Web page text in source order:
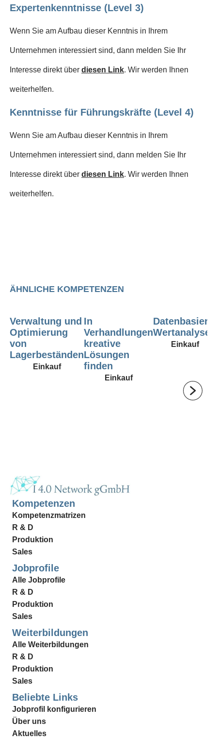
Expertenkenntnisse (Level 3)
Wenn Sie am Aufbau dieser Kenntnis in Ihrem
Unternehmen interessiert sind, dann melden Sie Ihr
Interesse direkt über diesen Link. Wir werden Ihnen
weiterhelfen.
Kenntnisse für Führungskräfte (Level 4)
Wenn Sie am Aufbau dieser Kenntnis in Ihrem
Unternehmen interessiert sind, dann melden Sie Ihr
Interesse direkt über diesen Link. Wir werden Ihnen
weiterhelfen.
ÄHNLICHE KOMPETENZEN
Verwaltung und
Optimierung
von
Lagerbeständen
Einkauf
In
Verhandlungen
kreative
Lösungen
finden
Einkauf
Datenbasierte
Wertanalyse
Einkauf
Kompetenzen
Kompetenzmatrizen
R & D
Produktion
Sales
Jobprofile
Alle Jobprofile
R & D
Produktion
Sales
Weiterbildungen
Alle Weiterbildungen
R & D
Produktion
Sales
Beliebte Links
Jobprofil konfigurieren
Über uns
Aktuelles